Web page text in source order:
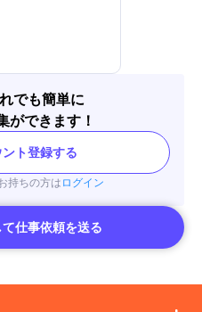
でも簡単に
ができます！
ト登録する
持ちの方は ログイン
仕事依頼を送る